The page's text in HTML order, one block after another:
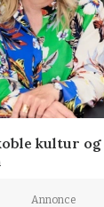
kultur
Annonce